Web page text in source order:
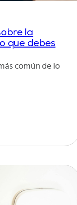
la
que debes
común de lo